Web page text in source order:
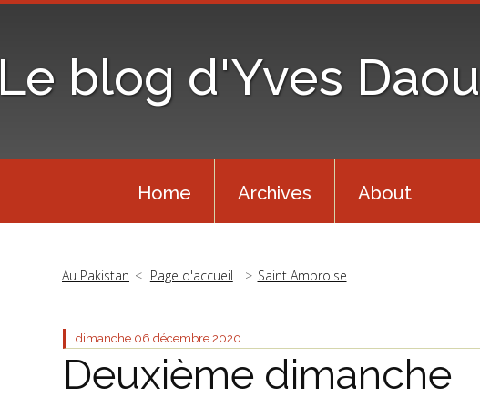
Le blog d'Yves
Home Archives About
Au Pakistan Page d'accueil Saint Ambroise
dimanche 06 décembre 2020
Deuxième dimanche